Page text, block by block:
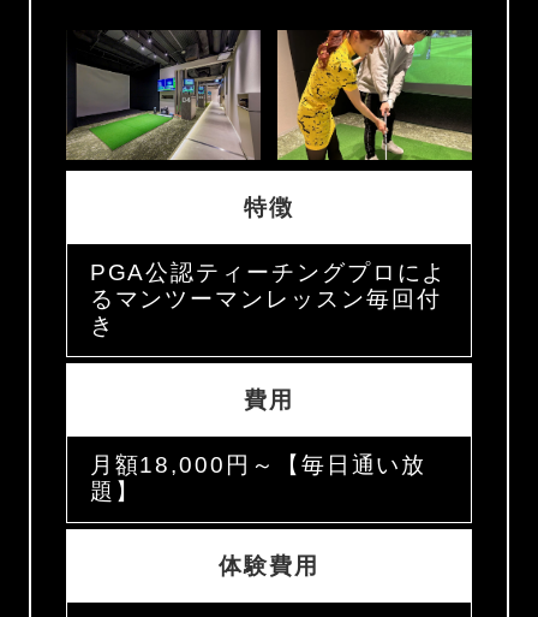
特徴
PGA公認ティーチングプロによ
るマンツーマンレッスン毎回付
き
費用
月額18,000円～【毎日通い放
題】
体験費用